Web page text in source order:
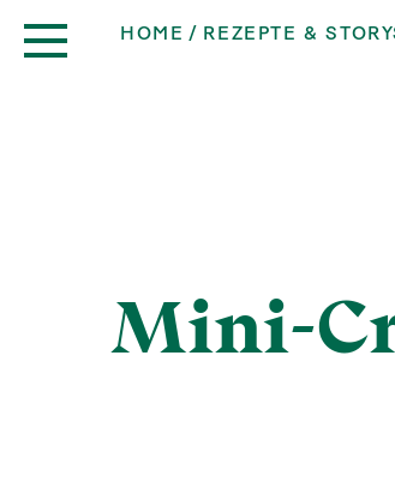
HOME REZEPTE &
Mini-